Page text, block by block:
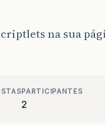
na sua
PARTICIPANTES
2